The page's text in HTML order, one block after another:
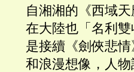
自湘湘的《西域
在大陸也「名利
是接續《劍俠悲
和浪漫想像，人